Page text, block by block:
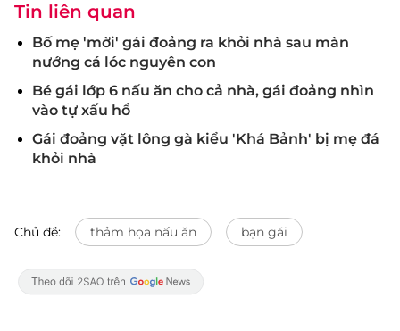
Tin liên quan
Bố mẹ 'mời' gái đoảng ra khỏi nhà sau màn
nướng cá lóc nguyên con
Bé gái lớp 6 nấu ăn cho cả nhà, gái đoảng nhìn
vào tự xấu hổ
Gái đoảng vặt lông gà kiểu 'Khá Bảnh' bị mẹ đá
khỏi nhà
Chủ đề: thảm họa nấu ăn bạn gái